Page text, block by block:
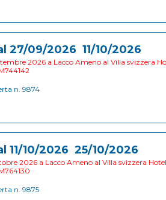
27/09/2026 11/10/2026
2026 a Lacco Ameno al Villa svizzera
n. 9874
11/10/2026 25/10/2026
2026 a Lacco Ameno al Villa svizzera
n. 9875